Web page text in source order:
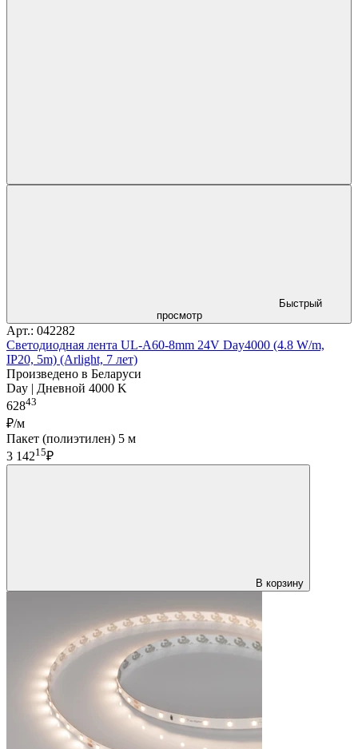
Быстрый
просмотр
Арт.: 042282
Светодиодная лента UL-A60-8mm 24V Day4000 (4.8 W/m,
IP20, 5m) (Arlight, 7 лет)
Произведено в Беларуси
Day | Дневной 4000 K
62843
₽/м
Пакет (полиэтилен) 5 м
3 14215₽
В корзину